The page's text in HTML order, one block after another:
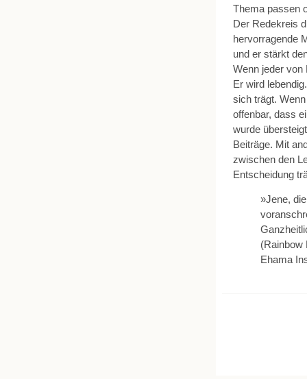
Thema passen
Der Redekreis
hervorragende
und er stärkt
Wenn jeder von
Er wird
sich trägt.
offenbar, dass
wurde
Beiträge. Mit
zwischen den
Entscheidung
»Jene,
(Rainbow
Ehama